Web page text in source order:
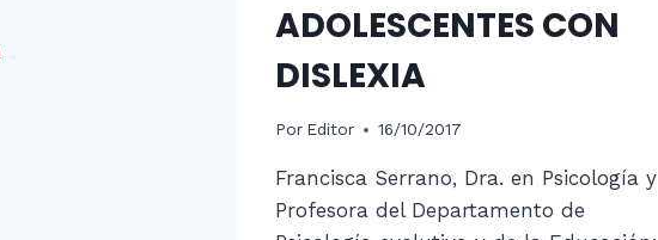
ADOLESCENTES CON
DISLEXIA
Por Editor 16/10/2017
Francisca Serrano, Dra. en Psicología y
Profesora del Departamento de